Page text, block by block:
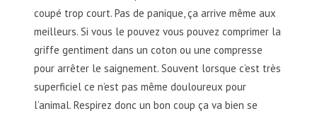
coupé trop court. Pas de panique, ça arrive même aux
meilleurs. Si vous le pouvez vous pouvez comprimer la
griffe gentiment dans un coton ou une compresse
pour arrêter le saignement. Souvent lorsque c’est très
superficiel ce n’est pas même douloureux pour
l’animal. Respirez donc un bon coup ça va bien se